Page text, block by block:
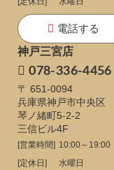
電話する
神戸三宮店
078-336-4456
〒 651-0094
兵庫県神戸市中央区
琴ノ緒町5-2-2
三信ビル4F
[営業時間] 10:00～19:00
[定休日]
水曜日